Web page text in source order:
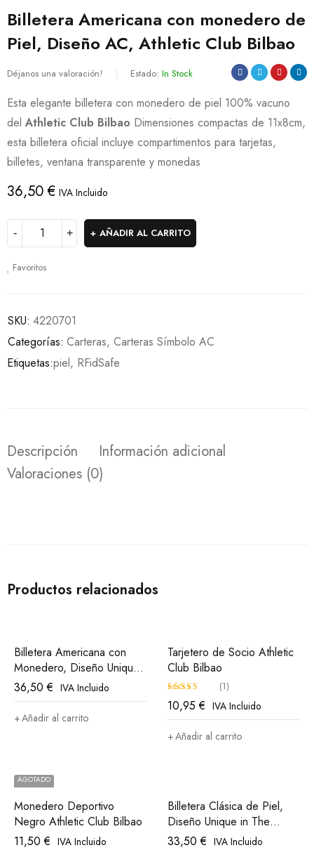
Billetera Americana con monedero de
Piel, Diseño AC, Athletic Club Bilbao
Déjanos una valoración! Estado: In Stock
Esta elegante billetera con monedero de piel 100% vacuno
del Athletic Club Bilbao Dimensiones compactas de 11x8cm,
esta billetera oficial incluye compartimentos para tarjetas,
billetes, ventana transparente y monedas
36,50€ IVA Incluido
AÑADIR AL CARRITO
Favoritos
SKU: 4220701
Categorías: Carteras, Carteras Símbolo AC
Etiquetas:piel, RFidSafe
Descripción
Información adicional
Valoraciones (0)
Productos relacionados
Billetera Americana con
Monedero, Diseño Unique
in The World Athletic Club
Bilbao
36,50€ IVA Incluido
Añadir al carrito
Tarjetero de Socio Athletic
Club Bilbao
Valorado
con5.00
de 5
(1)
10,95€ IVA Incluido
Añadir al carrito
AGOTADO
Monedero Deportivo
Negro Athletic Club Bilbao
11,50€ IVA Incluido
Billetera Clásica de Piel,
Diseño Unique in The
World, Athletic Club Bilbao
33,50€ IVA Incluido